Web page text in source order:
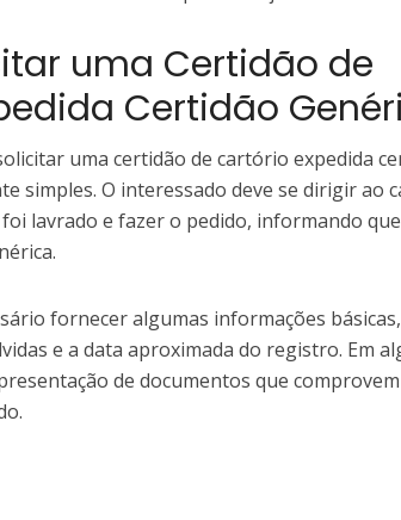
uma Certidão de
Certidão
uma certidão de cartório expedida
simples. O interessado deve se dirigir ao
lavrado e fazer o pedido, informando
fornecer algumas informações
e a data aproximada do registro. Em
de documentos que